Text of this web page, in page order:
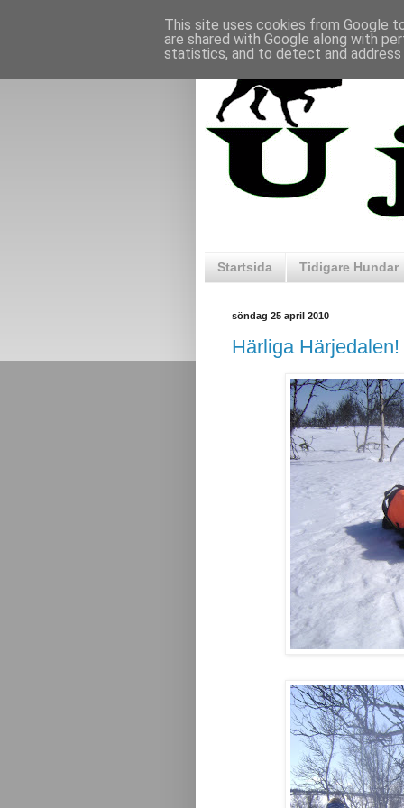
Startsida Tidigare Hundar
söndag 25 april 2010
Härliga Härjedalen!
This site uses cookies from Google
are shared with Google along with
statistics, and to detect and address